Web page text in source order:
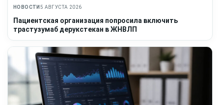
НОВОСТИ 5 АВГУСТА 2026
Пациентская организация попросила включить
трастузумаб дерукстекан в ЖНВЛП